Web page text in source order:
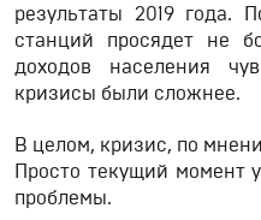
результаты 2019 года.
станций просядет не
доходов населения
кризисы были сложнее.
В целом, кризис, по
Просто текущий момент
проблемы.